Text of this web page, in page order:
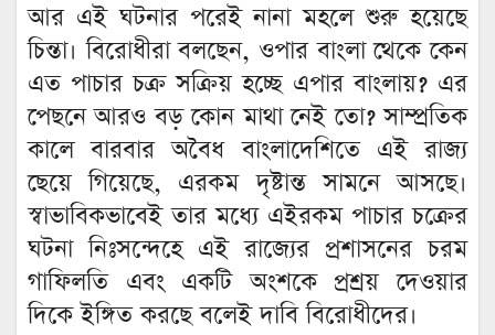
আর এই ঘটনার পরেই নানা মহলে শুরু হয়েছে
চিন্তা। বিরোধীরা বলছেন, ওপার বাংলা থেকে কেন
এত পাচার চক্র সক্রিয় হচ্ছে এপার বাংলায়? এর
পেছনে আরও বড় কোন মাথা নেই তো? সাম্প্রতিক
কালে বারবার অবৈধ বাংলাদেশিতে এই রাজ্য
ছেয়ে গিয়েছে, এরকম দৃষ্টান্ত সামনে আসছে।
স্বাভাবিকভাবেই তার মধ্যে এইরকম পাচার চক্রের
ঘটনা নিঃসন্দেহে এই রাজ্যের প্রশাসনের চরম
গাফিলতি এবং একটি অংশকে প্রশ্রয় দেওয়ার
দিকে ইঙ্গিত করছে বলেই দাবি বিরোধীদের।